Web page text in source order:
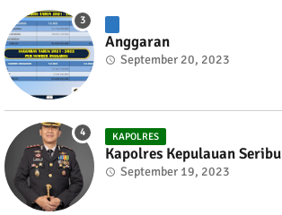
Anggaran
September 20, 2023
KAPOLRES
Kapolres Kepulauan Seribu
September 19, 2023